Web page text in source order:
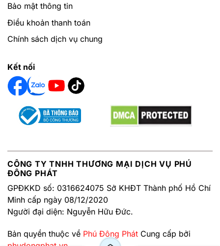
Bảo mật thông tin
Điều khoản thanh toán
Chính sách dịch vụ chung
Kết nối
CÔNG TY TNHH THƯƠNG MẠI DỊCH VỤ PHÚ
ĐÔNG PHÁT
GPĐKKD số: 0316624075 Sở KHĐT Thành phố Hồ Chí
Minh cấp ngày 08/12/2020
Người đại diện: Nguyễn Hữu Đức.
Bản quyền thuộc về Phú Đông Phát Cung cấp bởi